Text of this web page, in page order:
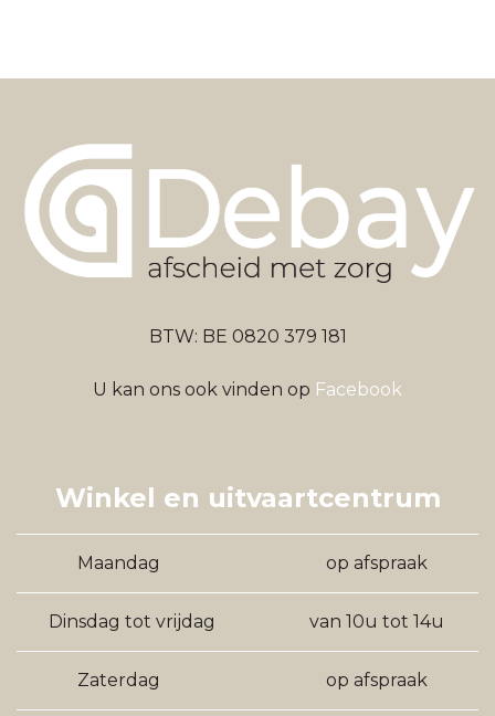
BTW: BE 0820 379 181
U kan ons ook vinden op Facebook
Winkel en uitvaartcentrum
Maandag op afspraak
Dinsdag tot vrijdag van 10u tot 14u
Zaterdag op afspraak